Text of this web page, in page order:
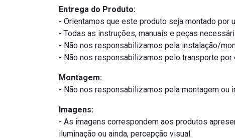
Entrega do Produto:
- Orientamos que este produto seja montado por
- Todas as instruções, manuais e peças
- Não nos responsabilizamos pela instalação/
- Não nos responsabilizamos pelo transporte
Montagem:
- Não nos responsabilizamos pela montagem ou
Imagens:
- As imagens correspondem aos produtos
iluminação ou ainda, percepção visual.